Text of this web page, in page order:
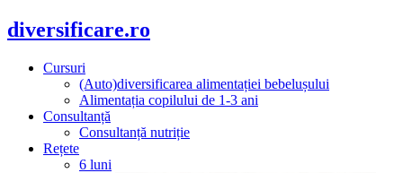
diversificare.ro
Cursuri
(Auto)diversificarea alimentației bebelușului
Alimentația copilului de 1-3 ani
Consultanță
Consultanță nutriție
Rețete
6 luni